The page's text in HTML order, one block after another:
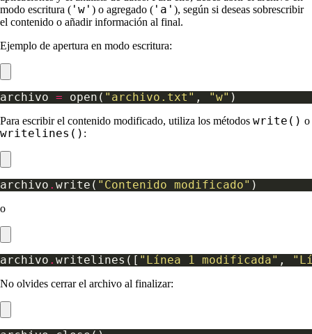
modo escritura ( 'w' ) o agregado ( 'a' ), según si deseas sobrescribir
el contenido o añadir información al final.
Ejemplo de apertura en modo escritura:
archivo = open( "archivo.txt" , "w"
Para escribir el contenido modificado, utiliza los métodos write() o
writelines() :
archivo . write( "Contenido modificado"
o
archivo . writelines([ "Línea 1 modificada" ,
No olvides cerrar el archivo al finalizar: